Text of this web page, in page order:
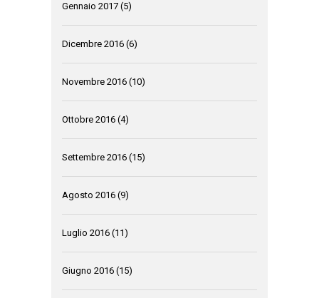
Gennaio 2017 (5)
Dicembre 2016 (6)
Novembre 2016 (10)
Ottobre 2016 (4)
Settembre 2016 (15)
Agosto 2016 (9)
Luglio 2016 (11)
Giugno 2016 (15)